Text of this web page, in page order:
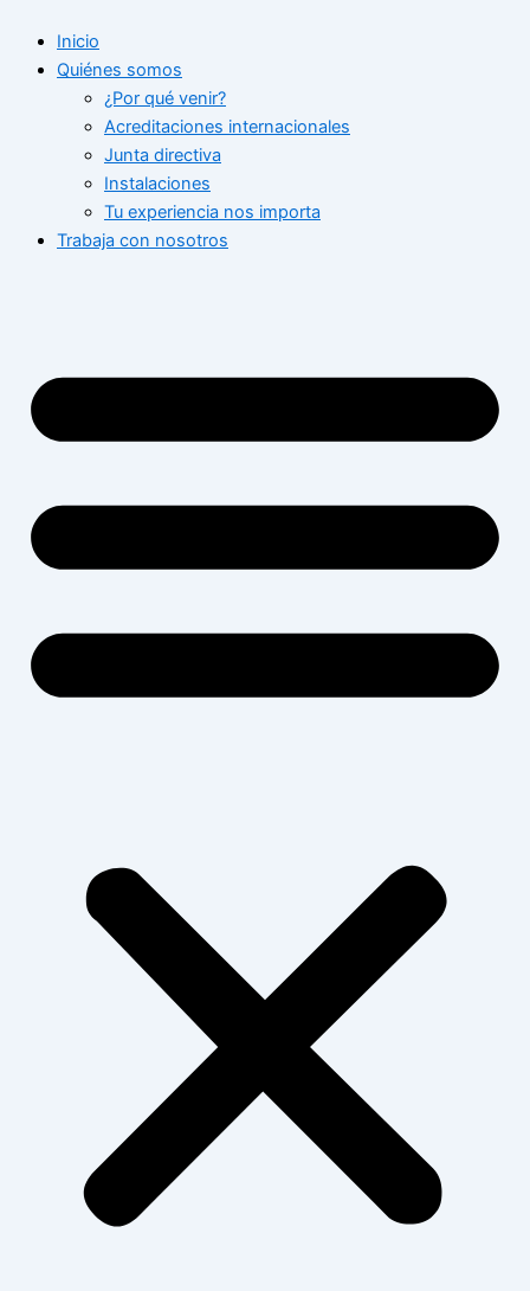
contenido
Inicio
Quiénes somos
¿Por qué venir?
Acreditaciones internacionales
Junta directiva
Instalaciones
Tu experiencia nos importa
Trabaja con nosotros